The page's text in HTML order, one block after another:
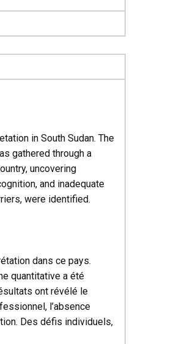
in South Sudan. The
gathered through a
uncovering
and inadequate
were identified.
dans ce pays.
quantitative a été
ont révélé le
l’absence
Des défis individuels,